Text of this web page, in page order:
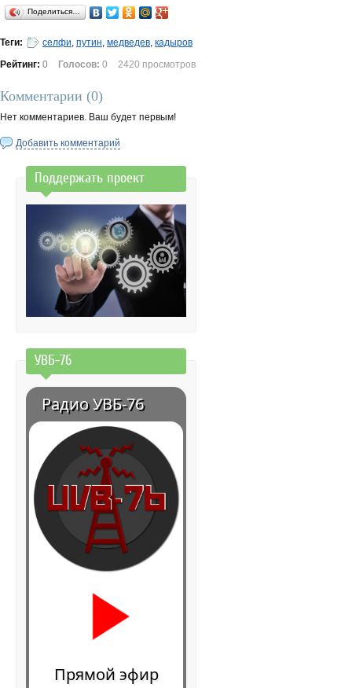
Поделиться…
Теги: селфи, путин, медведев, кадыров
Рейтинг: 0 Голосов: 0 2420 просмотров
Комментарии (0)
Нет комментариев. Ваш будет первым!
Добавить комментарий
Поддержать проект
УВБ-76
Радио УВБ-76
Прямой эфир